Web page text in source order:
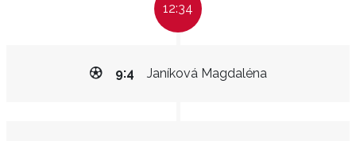
12:34
Janíková Magdaléna
9:4